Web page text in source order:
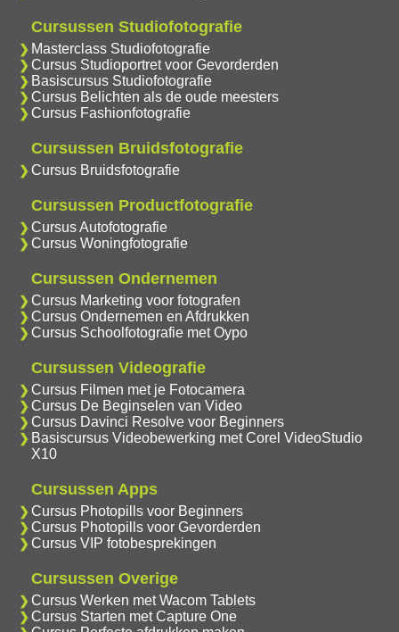
Cursussen Studiofotografie
Masterclass Studiofotografie
Cursus Studioportret voor Gevorderden
Basiscursus Studiofotografie
Cursus Belichten als de oude meesters
Cursus Fashionfotografie
Cursussen Bruidsfotografie
Cursus Bruidsfotografie
Cursussen Productfotografie
Cursus Autofotografie
Cursus Woningfotografie
Cursussen Ondernemen
Cursus Marketing voor fotografen
Cursus Ondernemen en Afdrukken
Cursus Schoolfotografie met Oypo
Cursussen Videografie
Cursus Filmen met je Fotocamera
Cursus De Beginselen van Video
Cursus Davinci Resolve voor Beginners
Basiscursus Videobewerking met Corel VideoStudio
X10
Cursussen Apps
Cursus Photopills voor Beginners
Cursus Photopills voor Gevorderden
Cursus VIP fotobesprekingen
Cursussen Overige
Cursus Werken met Wacom Tablets
Cursus Starten met Capture One